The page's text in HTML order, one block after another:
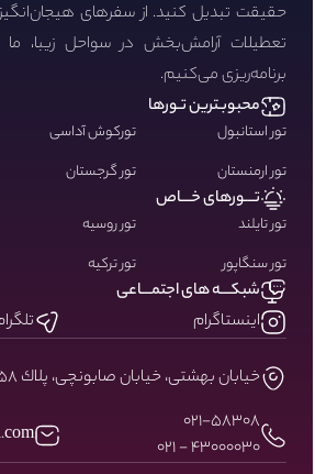
حقیقت تبدیل کنید. از سفرهای
تعطیلات آرامش‌بخش در سواحل زیبا، ما
برنامه‌ریزی می‌کنیم.
محبوبـترین تـورها
تور استانبول تورکوش آداسی
تور ارمنستان
تور گرجستان
تـــورهای خـــاص
تور تایلند تور روسیه
تور سنگاپور
تور ترکیه
شبکـــه های اجتمـــاعی
اینستاگرام
خيابان بهشتى، خيابان صابونچى، پلاك ٥٨، طبقه ٣، واحد ٥
۰۲۱-58308
43000030 - 021